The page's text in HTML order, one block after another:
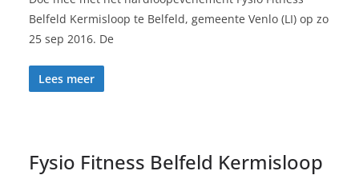
Belfeld Kermisloop te Belfeld, gemeente Venlo (LI) op zo
25 sep 2016. De
Lees meer
Fysio Fitness Belfeld Kermisloop